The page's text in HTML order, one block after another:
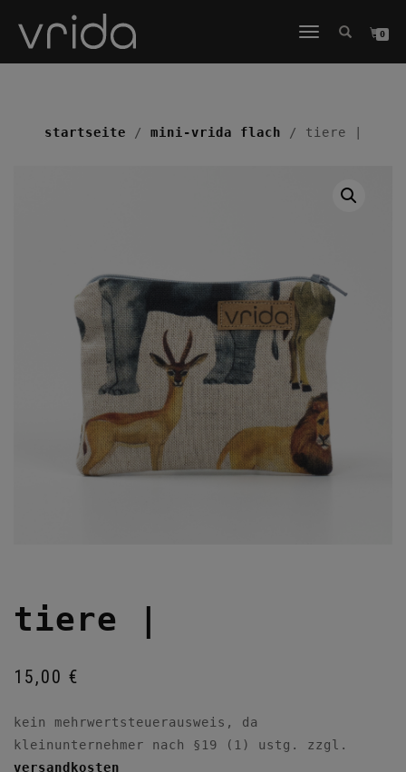
NAVIGATION
UMSCHALTEN
0
startseite / mini-vrida flach / tiere |
tiere |
15,00 €
kein mehrwertsteuerausweis, da
kleinunternehmer nach §19 (1) ustg.
zzgl.
versandkosten